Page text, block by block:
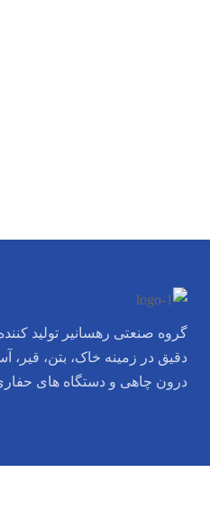
گروه صنعتی رهسانیر تولید
دقیق در زمینه خاک، بتن، قیر،
درون چاهی و دستگاه های